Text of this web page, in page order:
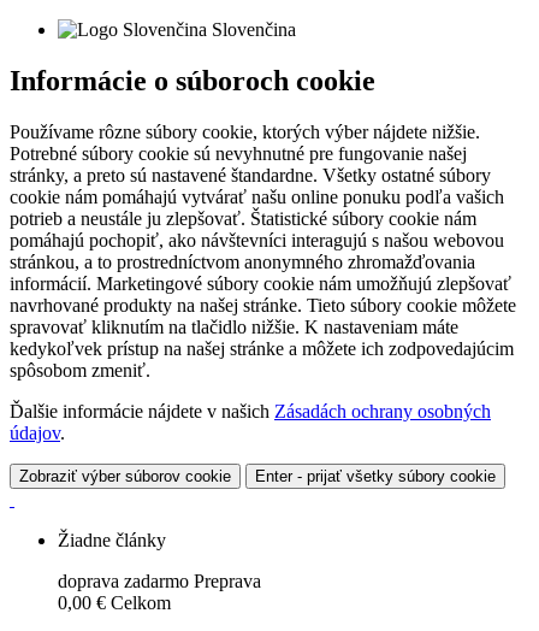
Slovenčina
Informácie o súboroch cookie
Používame rôzne súbory cookie, ktorých výber nájdete nižšie.
Potrebné súbory cookie sú nevyhnutné pre fungovanie našej
stránky, a preto sú nastavené štandardne. Všetky ostatné súbory
cookie nám pomáhajú vytvárať našu online ponuku podľa vašich
potrieb a neustále ju zlepšovať. Štatistické súbory cookie nám
pomáhajú pochopiť, ako návštevníci interagujú s našou webovou
stránkou, a to prostredníctvom anonymného zhromažďovania
informácií. Marketingové súbory cookie nám umožňujú zlepšovať
navrhované produkty na našej stránke. Tieto súbory cookie môžete
spravovať kliknutím na tlačidlo nižšie. K nastaveniam máte
kedykoľvek prístup na našej stránke a môžete ich zodpovedajúcim
spôsobom zmeniť.
Ďalšie informácie nájdete v našich Zásadách ochrany osobných
údajov.
Zobraziť výber súborov cookie Enter - prijať všetky súbory cookie
Žiadne články
doprava zadarmo Preprava
0,00 € Celkom